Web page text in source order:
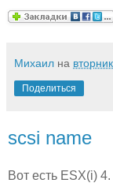
Михаил на
Поделиться
scsi name
Вот есть ESX(i) 4.